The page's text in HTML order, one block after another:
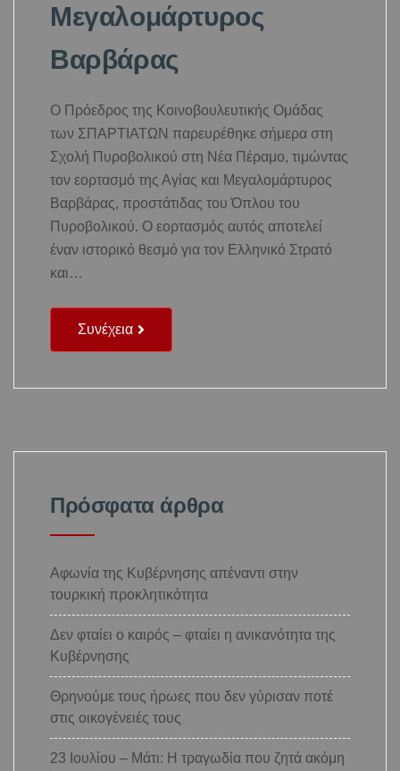
Μεγαλομάρτυρος
Βαρβάρας
Ο Πρόεδρος της Κοινοβουλευτικής Ομάδας
των ΣΠΑΡΤΙΑΤΩΝ παρευρέθηκε σήμερα στη
Σχολή Πυροβολικού στη Νέα Πέραμο, τιμώντας
τον εορτασμό της Αγίας και Μεγαλομάρτυρος
Βαρβάρας, προστάτιδας του Όπλου του
Πυροβολικού. Ο εορτασμός αυτός αποτελεί
έναν ιστορικό θεσμό για τον Ελληνικό Στρατό
και…
Συνέχεια
Πρόσφατα άρθρα
Αφωνία της Κυβέρνησης απέναντι στην
τουρκική προκλητικότητα
Δεν φταίει ο καιρός – φταίει η ανικανότητα της
Κυβέρνησης
Θρηνούμε τους ήρωες που δεν γύρισαν ποτέ
στις οικογένειές τους
23 Ιουλίου – Μάτι: Η τραγωδία που ζητά ακόμη